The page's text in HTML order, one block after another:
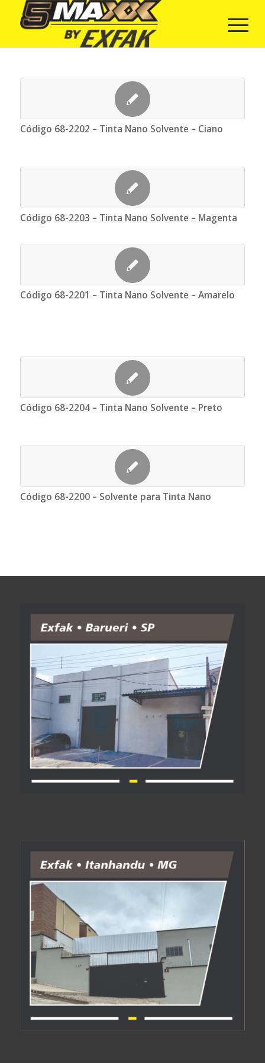
Código 68-2202 – Tinta Nano Solvente – Ciano
Código 68-2203 – Tinta Nano Solvente – Magenta
Código 68-2201 – Tinta Nano Solvente – Amarelo
Código 68-2204 – Tinta Nano Solvente – Preto
Código 68-2200 – Solvente para Tinta Nano